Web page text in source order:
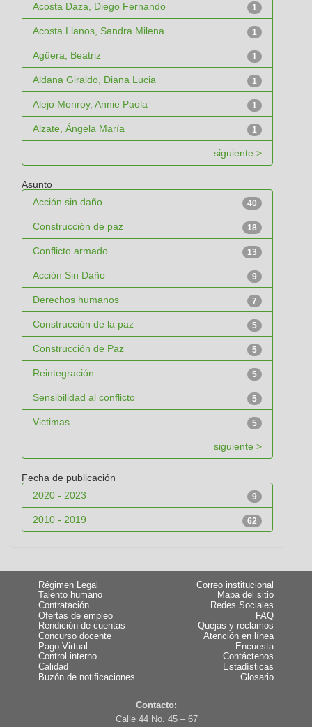
1
Acosta Daza, Diego Fernando
1
Acosta Llanos, Sandra Milena
1
Agüera, Beatriz
1
Aldana Giraldo, Diana Lucia
1
Alejo Monroy, Annie Paola
1
Alzate, Ángela María
siguiente >
Asunto
40
Acción sin daño
18
Construcción de paz
13
Conflicto armado
9
Acción Sin Daño
7
Derechos humanos
5
Construcción de la paz
5
Construcción de Paz
5
Reintegración
5
Sensibilidad al conflicto
5
Victimas
siguiente >
Fecha de publicación
9
2020 - 2023
62
2010 - 2019
Régimen Legal
Talento humano
Contratación
Ofertas de empleo
Rendición de cuentas
Concurso docente
Pago Virtual
Control interno
Calidad
Buzón de notificaciones
Correo institucional
Mapa del sitio
Redes Sociales
FAQ
Quejas y reclamos
Atención en línea
Encuesta
Contáctenos
Estadísticas
Glosario
Contacto:
Calle 44 No. 45 – 67